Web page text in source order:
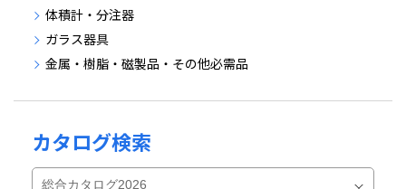
体積計・分注器
ガラス器具
金属・樹脂・磁製品・その他必需品
カタログ検索